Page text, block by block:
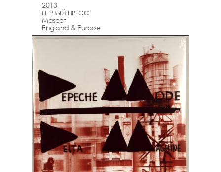
2013
ПЕРВЫЙ ПРЕСС
Mascot
England & Europe